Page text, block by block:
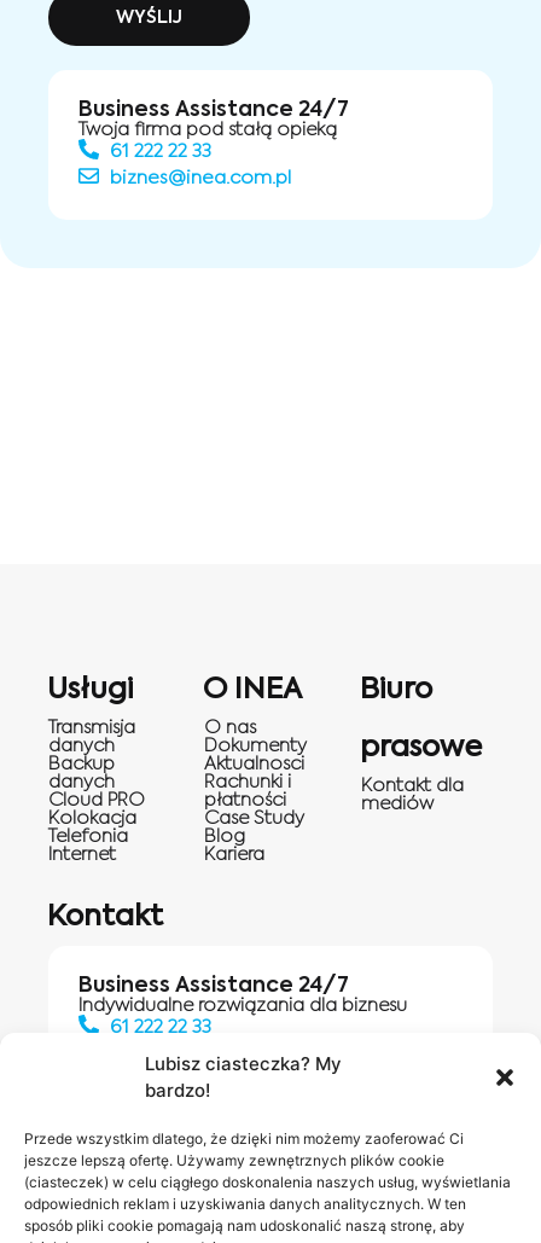
Lubisz ciasteczka? My
bardzo!
Przede wszystkim dlatego, że dzięki nim możemy zaoferować Ci
jeszcze lepszą ofertę. Używamy zewnętrznych plików cookie
(ciasteczek) w celu ciągłego doskonalenia naszych usług, wyświetlania
odpowiednich reklam i uzyskiwania danych analitycznych. W ten
sposób pliki cookie pomagają nam udoskonalić naszą stronę, aby
WYŚLIJ
Business Assistance 24/7
Twoja firma pod stałą opieką
61 222 22 33
biznes@inea.com.pl
Usługi
Transmisja
danych
Backup
danych
Cloud PRO
Kolokacja
Telefonia
Internet
O INEA
O nas
Dokumenty
Aktualnosci
Rachunki i
płatności
Case Study
Blog
Kariera
Biuro
prasowe
Kontakt dla
mediów
Kontakt
Business Assistance 24/7
Indywidualne rozwiązania dla biznesu
61 222 22 33
Salony INEA
Napisz do